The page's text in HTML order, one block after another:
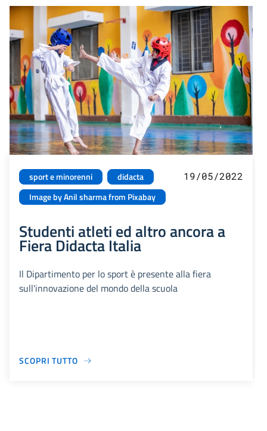
sport e minorenni
didacta
Image by Anil sharma from Pixabay
19/05/2022
Studenti atleti ed altro ancora a
Fiera Didacta Italia
Il Dipartimento per lo sport è presente alla fiera
sull'innovazione del mondo della scuola
SCOPRI TUTTO